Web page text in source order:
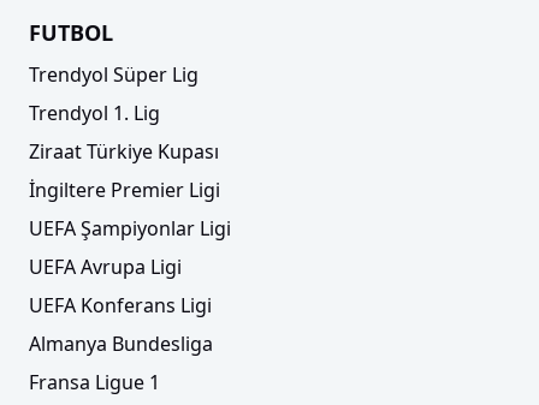
FUTBOL
Trendyol Süper Lig
Trendyol 1. Lig
Ziraat Türkiye Kupası
İngiltere Premier Ligi
UEFA Şampiyonlar Ligi
UEFA Avrupa Ligi
UEFA Konferans Ligi
Almanya Bundesliga
Fransa Ligue 1